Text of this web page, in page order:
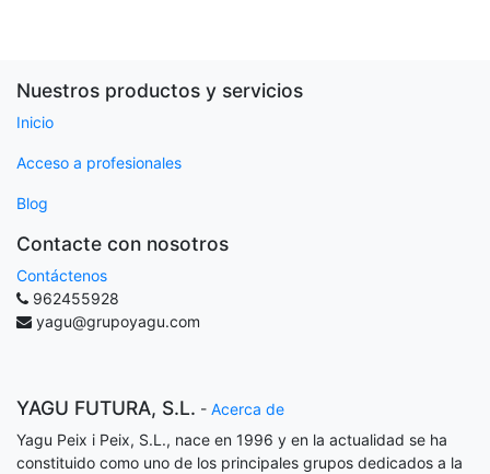
Nuestros productos y servicios
Inicio
Acceso a profesionales
Blog
Contacte con nosotros
Contáctenos
962455928
yagu@grupoyagu.com
YAGU FUTURA, S.L. - Acerca de
Yagu Peix i Peix, S.L., nace en 1996 y en la actualidad se ha
constituido como uno de los principales grupos dedicados a la